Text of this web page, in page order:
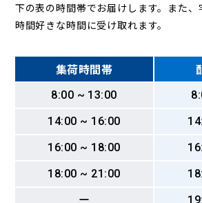
下の表の時間帯でお届けします。また
時間好きな時間に受け取れます。
集荷時間帯
8:00 ~ 13:00
14:00 ~ 16:00
16:00 ~ 18:00
18:00 ~ 21:00
ー